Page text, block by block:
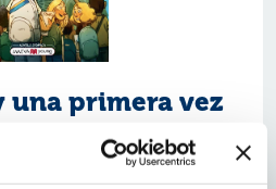
una primera vez